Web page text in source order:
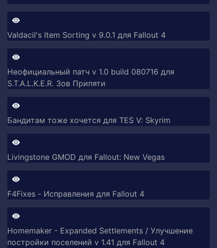
Valdacil's Item Sorting v 9.0.1 для Fallout 4
Неофициальный патч v 1.0 build 080716 для
S.T.A.L.K.E.R. Зов Припяти
Бандитам тоже хочется для TES V: Skyrim
Livingstone GMOD для Fallout: New Vegas
F4Fixes - Исправления для Fallout 4
Homemaker - Expanded Settlements / Улучшение
постройки поселений v 1.41 для Fallout 4